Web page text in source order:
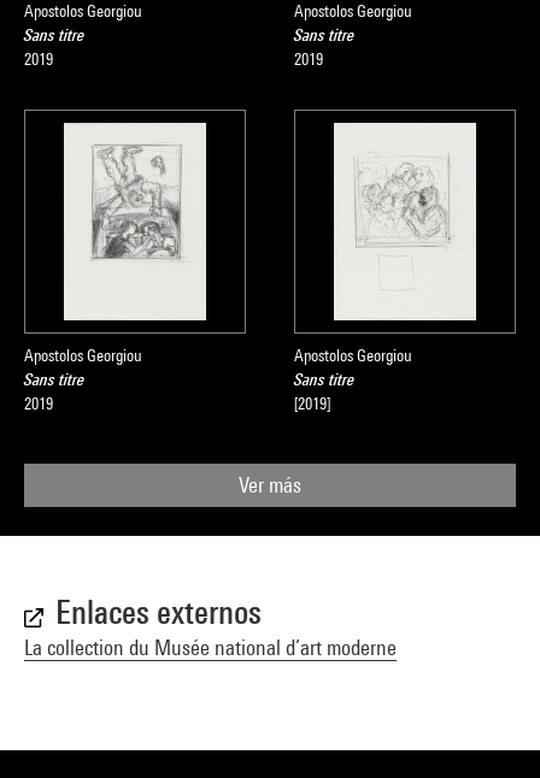
Apostolos Georgiou
Sans titre
2019
Apostolos Georgiou
Sans titre
2019
Apostolos Georgiou
Sans titre
2019
Apostolos Georgiou
Sans titre
[2019]
Ver más
Enlaces externos
La collection du Musée national d’art moderne